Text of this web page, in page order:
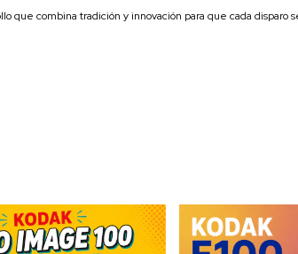
que combina tradición y innovación para que cada